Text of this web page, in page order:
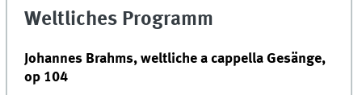
Weltliches Programm
Johannes Brahms, weltliche a cappella Gesänge,
op 104